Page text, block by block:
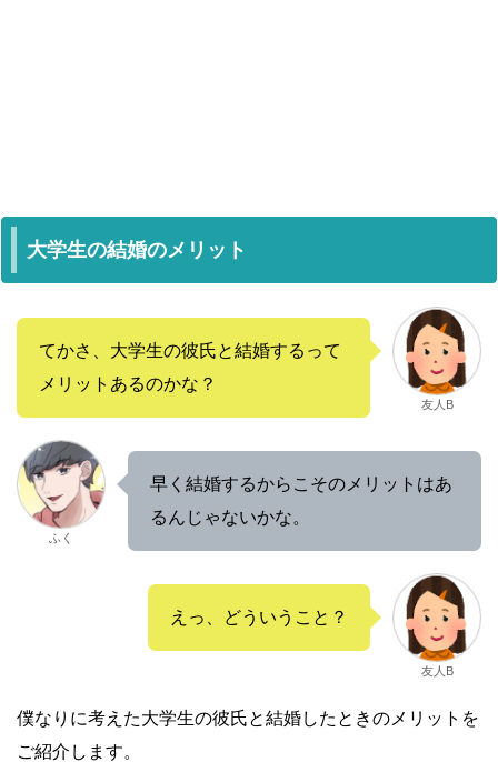
大学生の結婚のメリット
てかさ、大学生の彼氏と結婚するって
メリットあるのかな？
友人B
ふく
早く結婚するからこそのメリットはあ
るんじゃないかな。
えっ、どういうこと？
友人B
僕なりに考えた大学生の彼氏と結婚したときのメリットを
ご紹介します。